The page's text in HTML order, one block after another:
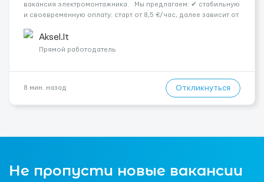
вакансия электромонтажника. Мы предлагаем: ✔ стабильную
и своевременную оплату: старт от 8,5 €/час, далее зависит от
час); ✔ график работы возможен до 10 часов в день; ...
Aksel.lt
Прямой работодатель
8 мин. назад Откликнуться
Не пропусти новые вакансии